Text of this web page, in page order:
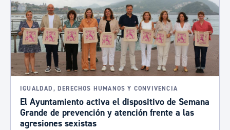
IGUALDAD, DERECHOS HUMANOS Y CONVIVENCIA
El Ayuntamiento activa el dispositivo de Semana
Grande de prevención y atención frente a las
agresiones sexistas